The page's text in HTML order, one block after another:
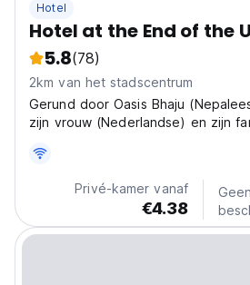
Hotel
Hotel at the End of the
5.8(78)
2km van het stadscentrum
Gerund door Oasis Bhaju
zijn vrouw (Nederlandse) en zijn
Nepalese gastvrijheid met een
Privé-kamer vanaf
€4.38